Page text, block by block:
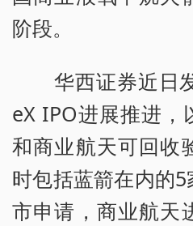
阶段。
华西证券近日发
eX IPO进展推进，
和商业航天可回收
时包括蓝箭在内的
市申请，商业航天